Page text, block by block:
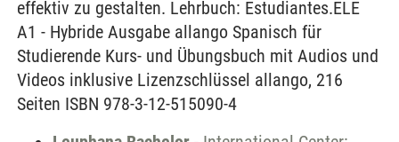
effektiv zu gestalten. Lehrbuch: Estudiantes.ELE
A1 - Hybride Ausgabe allango Spanisch für
Studierende Kurs- und Übungsbuch mit Audios und
Videos inklusive Lizenzschlüssel allango, 216
Seiten ISBN 978-3-12-515090-4